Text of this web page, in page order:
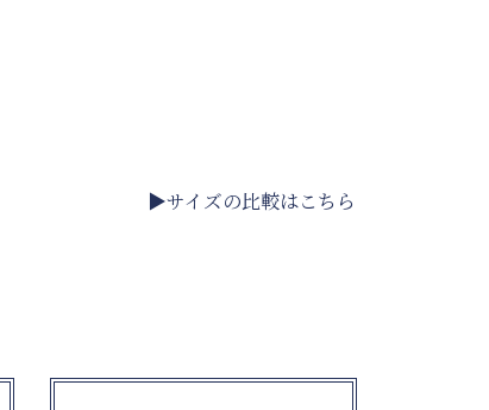
▶サイズの比較はこちら